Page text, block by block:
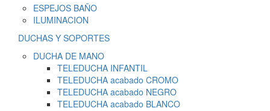
ESPEJOS BAÑO
ILUMINACION
DUCHAS Y SOPORTES
DUCHA DE MANO
TELEDUCHA INFANTIL
TELEDUCHA acabado CROMO
TELEDUCHA acabado NEGRO
TELEDUCHA acabado BLANCO